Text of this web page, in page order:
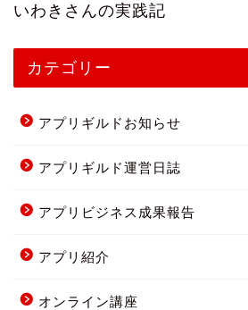
いわきさんの実践記
カテゴリー
アプリギルドお知らせ
アプリギルド運営日誌
アプリビジネス成果報告
アプリ紹介
オンライン講座